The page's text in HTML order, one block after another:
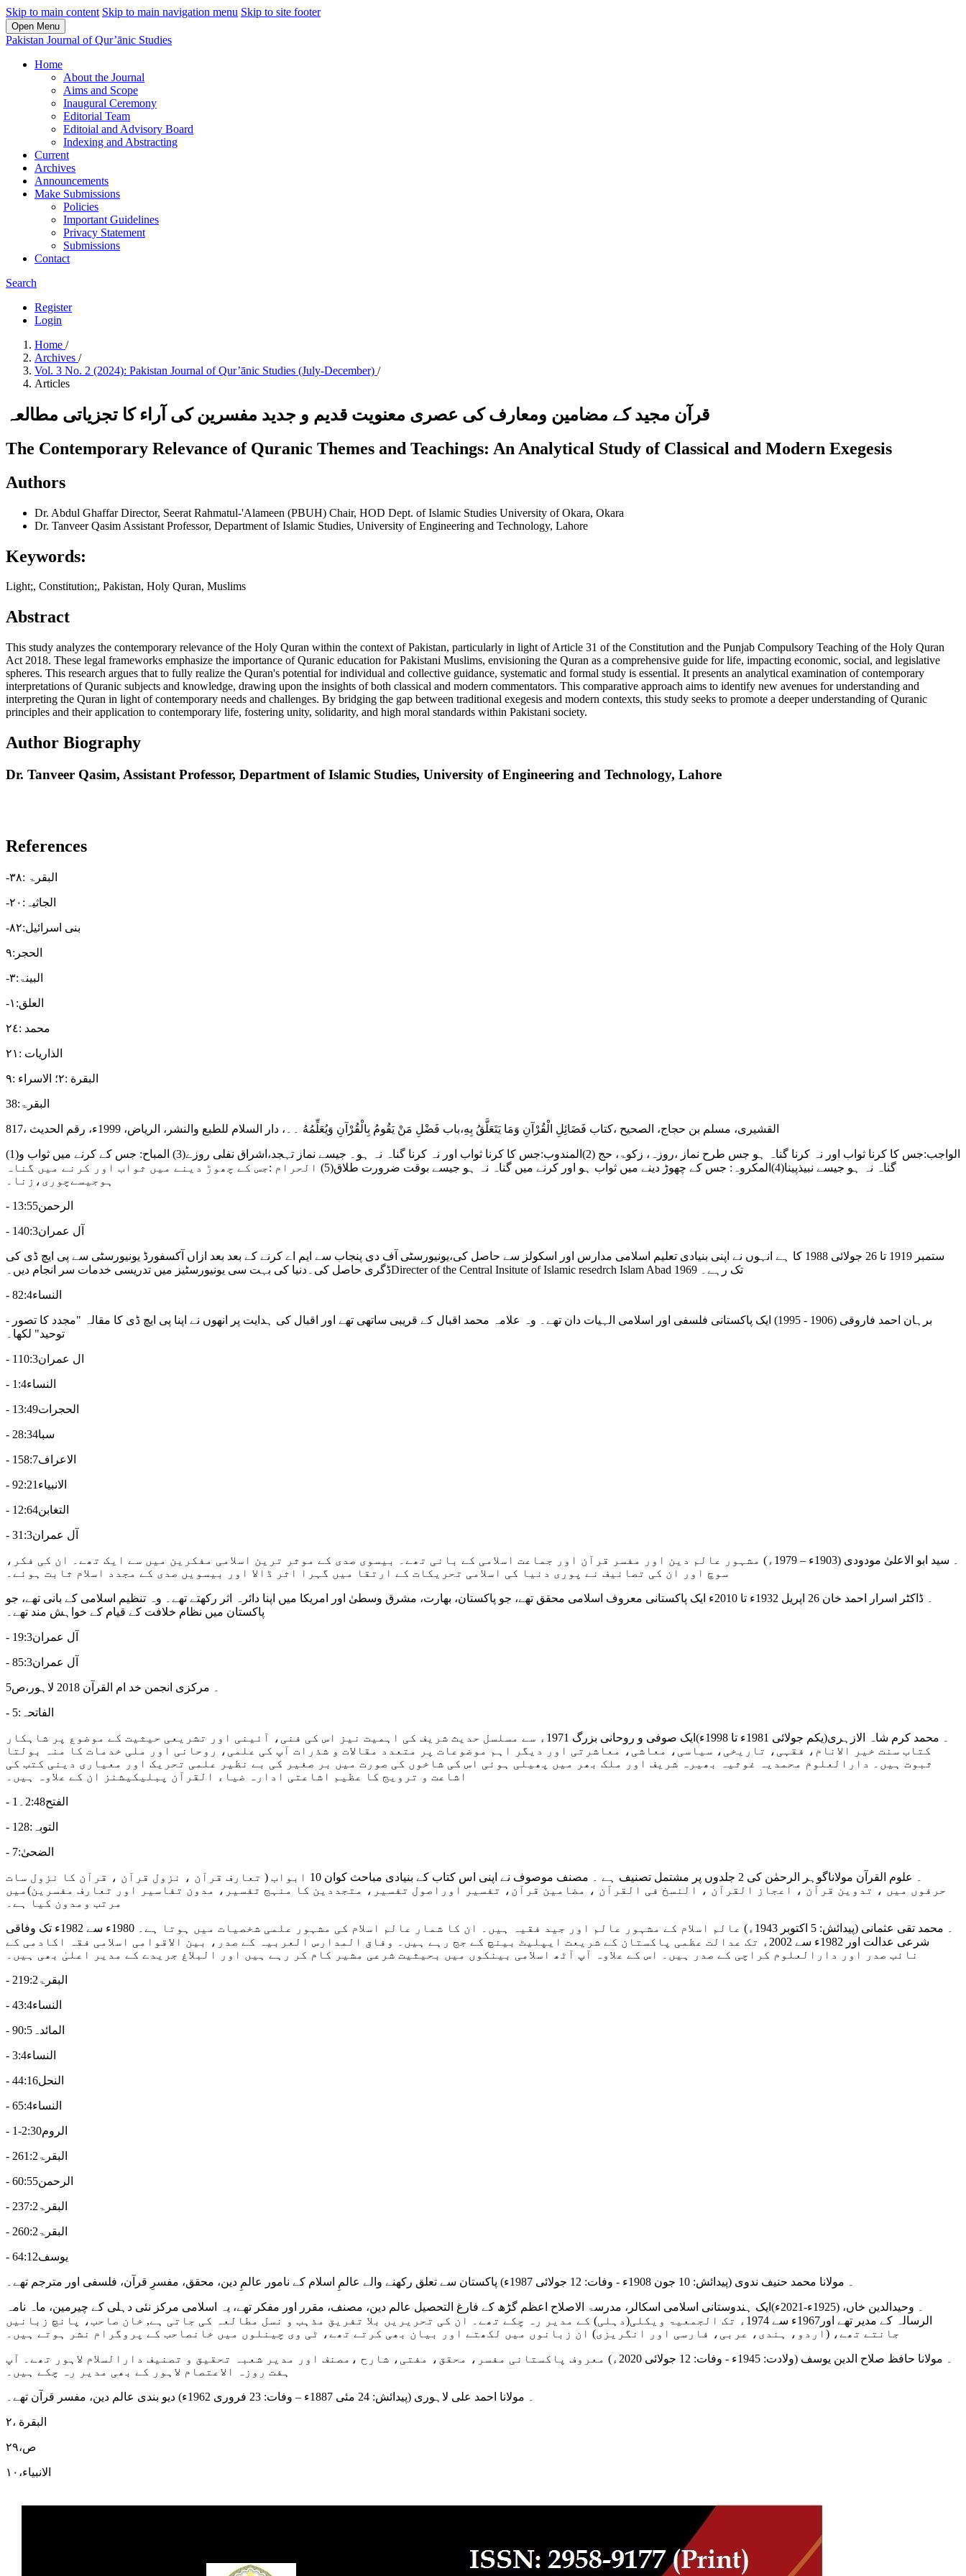
Skip to main content Skip to main navigation menu Skip to site footer
Open Menu
Pakistan Journal of Qur’ānic Studies
Home
About the Journal
Aims and Scope
Inaugural Ceremony
Editorial Team
Editoial and Advisory Board
Indexing and Abstracting
Current
Archives
Announcements
Make Submissions
Policies
Important Guidelines
Privacy Statement
Submissions
Contact
Search
Register
Login
Home /
Archives /
Vol. 3 No. 2 (2024): Pakistan Journal of Qur’ānic Studies (July-December) /
Articles
قرآن مجید کے مضامین ومعارف کی عصری معنویت قدیم و جدید مفسرین کی آراء کا تجزیاتی مطالعہ
The Contemporary Relevance of Quranic Themes and Teachings: An Analytical Study of Classical and Modern Exegesis
Authors
Dr. Abdul GhaffarDirector, Seerat Rahmatul-'Alameen (PBUH) Chair, HOD Dept. of Islamic Studies University of Okara, Okara
Dr. Tanveer Qasim Assistant Professor, Department of Islamic Studies, University of Engineering and Technology, Lahore
Keywords:
Light;, Constitution;, Pakistan, Holy Quran, Muslims
Abstract
This study analyzes the contemporary relevance of the Holy Quran within the context of Pakistan, particularly in light of Article 31 of the Constitution and the Punjab Compulsory Teaching of the Holy Quran
Act 2018. These legal frameworks emphasize the importance of Quranic education for Pakistani Muslims, envisioning the Quran as a comprehensive guide for life, impacting economic, social, and legislative
spheres. This research argues that to fully realize the Quran's potential for individual and collective guidance, systematic and formal study is essential. It presents an analytical examination of contemporary
interpretations of Quranic subjects and knowledge, drawing upon the insights of both classical and modern commentators. This comparative approach aims to identify new avenues for understanding and
interpreting the Quran in light of contemporary needs and challenges. By bridging the gap between traditional exegesis and modern contexts, this study seeks to promote a deeper understanding of Quranic
principles and their application to contemporary life, fostering unity, solidarity, and high moral standards within Pakistani society.
Author Biography
Dr. Tanveer Qasim, Assistant Professor, Department of Islamic Studies, University of Engineering and Technology, Lahore
References
-البقرۃ :۳۸
-الجاثیہ:۲۰
-بنی اسرائیل:۸۲
الحجر:٩
-البینۃ:۳
-العلق:۱
محمد :٢٤
الذاریات :٢١
البقرة :٢؛ الاسراء :٩
البقرۃ:38
القشیری، مسلم بن حجاج، الصحیح ،کتاب فَضَائِلِ الْقُرْآنِ وَمَا يَتَعَلَّقُ بِهِ،باب فَضْلِ مَنْ يَقُومُ بِالْقُرْآنِ وَيُعَلِّمُهُ ۔۔، دار السلام للطبع والنشر، الریاض، 1999ء، رقم الحدیث ،817
(1)الواجب:جس کا کرنا ثواب اور نہ کرنا گناہ ہو جس طرح نماز ،روزہ، زکوۃ، حج (2)المندوب:جس کا کرنا ثواب اور نہ کرنا گناہ نہ ہو۔ جیسے نماز تہجد،اشراق نفلی روزے(3) المباح: جس کے کرنے میں ثواب و
گناہ نہ ہو جیسے نبیذپینا(4)المکروہ: جس کے چھوڑ دینے میں ثواب ہو اور کرنے میں گناہ نہ ہو جیسے بوقت ضرورت طلاق(5) الحرام :جس کے چھوڑ دینے میں ثواب اور کرنے میں گناہ
ہوجیسےچوری،زنا۔
- الرحمن13:55
- آل عمران140:3
ستمبر 1919 تا 26 جولائی 1988 کا ہے انہوں نے اپنی بنیادی تعلیم اسلامی مدارس اور اسکولز سے حاصل کی،یونیورسٹی آف دی پنجاب سے ایم اے کرنے کے بعد بعد ازاں آکسفورڈ یونیورسٹی سے پی ایچ ڈی کی
ڈگری حاصل کی۔دنیا کی بہت سی یونیورسٹیز میں تدریسی خدمات سر انجام دیں۔Directer of the Central Insitute of Islamic resedrch Islam Abad 1969 تک رہے۔
- النساء82:4
- برہان احمد فاروقی (1906 - 1995) ایک پاکستانی فلسفی اور اسلامی الہیات دان تھے۔ وہ علامہ محمد اقبال کے قریبی ساتھی تھے اور اقبال کی ہدایت پر انھوں نے اپنا پی ایچ ڈی کا مقالہ "مجدد کا تصور
توحید" لکھا۔
- ال عمران110:3
- النساء1:4
- الحجرات13:49
- سبا28:34
- الاعراف158:7
- الانبیاء92:21
- التغابن12:64
- آل عمران31:3
۔ سید ابو الاعلیٰ مودودی (1903ء – 1979ء) مشہور عالم دین اور مفسر قرآن اور جماعت اسلامی کے بانی تھے۔ بیسوی صدی کے موثر ترین اسلامی مفکرین میں سے ایک تھے۔ ان کی فکر،
سوچ اور ان کی تصانیف نے پوری دنیا کی اسلامی تحریکات کے ارتقا میں گہرا اثر ڈالا اور بیسویں صدی کے مجدد اسلام ثابت ہوئے۔
۔ ڈاکٹر اسرار احمد خان 26 اپریل 1932ء تا 2010ء ایک پاکستانی معروف اسلامی محقق تھے، جو پاکستان، بھارت، مشرق وسطیٰ اور امریکا میں اپنا دائرہ اثر رکھتے تھے۔ وہ تنظیم اسلامی کے بانی تھے، جو
پاکستان میں نظام خلافت کے قیام کے خواہش مند تھے۔
- آل عمران19:3
- آل عمران85:3
۔ مرکزی انجمن خد ام القرآن 2018 لاہور،ص5
- الفاتحہ:5
۔ محمد کرم شاہ الازہری(یکم جولائی 1981ء تا 1998ء)ایک صوفی و روحانی بزرگ 1971ء سے مسلسل حدیث شریف کی اہمیت نیز اس کی فنی، آئینی اور تشریعی حیثیت کے موضوع پر شاہکار
کتاب سنت خیر الانام، فقہی، تاریخی، سیاسی، معاشی، معاشرتی اور دیگر اہم موضوعات پر متعدد مقالات و شذرات آپ کی علمی، روحانی اور ملی خدمات کا منہ بولتا
ثبوت ہیں۔ دارالعلوم محمدیہ غوثیہ بھیرہ شریف اور ملک بھر میں پھیلی ہوئی اس کی شاخوں کی صورت میں بر صغیر کی بے نظیر علمی تحریک اور معیاری دینی کتب کی
اشاعت و ترویج کا عظیم اشاعتی ادارہ ضیاء القرآن پبلیکیشنز ان کے علاوہ ہیں۔
- الفتح2:48۔1
- التوبہ:128
- الضحیٰ:7
۔ علوم القرآن مولاناگوہر الرحمٰن کی 2 جلدوں پر مشتمل تصنیف ہے ۔ مصنف موصوف نے اپنی اس کتاب کے بنیادی مباحث کوان 10 ابواب ( تعارف قرآن ، نزول قرآن ، قرآن کا نزول سات
حرفوں میں ، تدوین قرآن ، اعجاز القرآن ، النسخ فی القرآن ، مضامین قرآن، تفسیر اوراصول تفسیر، متجددین کا منہج تفسیر، مدون تفاسیر اور تعارف مفسرین)میں
مرتب ومدون کیا ہے۔
۔ محمد تقی عثمانی (پیدائش: 5 اکتوبر 1943ء) عالم اسلام کے مشہور عالم اور جید فقیہ ہیں۔ ان کا شمار عالم اسلام کی مشہور علمی شخصیات میں ہوتا ہے۔ 1980ء سے 1982ء تک وفاقی
شرعی عدالت اور 1982ء سے 2002ء تک عدالت عظمی پاکستان کے شریعت ایپلیٹ بینچ کے جج رہے ہیں۔ وفاق المدارس العربیہ کے صدر، بین الاقوامی اسلامی فقہ اکادمی کے
نائب صدر اور دارالعلوم کراچی کے صدر ہیں۔ اس کے علاوہ آپ آٹھ اسلامی بینکوں میں بحیثیت شرعی مشیر کام کر رہے ہیں اور البلاغ جریدے کے مدیر اعلیٰ بھی ہیں۔
- البقرۃ219:2
- النساء43:4
- المائدہ90:5
- النساء3:4
- النحل44:16
- النساء65:4
- الروم2:30-1
- البقرۃ261:2
- الرحمن60:55
- البقرۃ237:2
- البقرۃ260:2
- یوسف64:12
۔ مولانا محمد حنیف ندوی (پیدائش: 10 جون 1908ء - وفات: 12 جولائی 1987ء) پاکستان سے تعلق رکھنے والے عالمِ اسلام کے نامور عالمِ دین، محقق، مفسرِ قرآن، فلسفی اور مترجم تھے۔
۔ وحیدالدین خاں، (1925ء-2021ء)ایک ہندوستانی اسلامی اسکالر، مدرسۃ الاصلاح اعظم گڑھ کے فارغ التحصیل عالم دین، مصنف، مقرر اور مفکر تھے، یہ اسلامی مرکز نئی دہلی کے چیرمین، ماہ نامہ
الرسالہ کے مدیر تھے اور1967ء سے 1974ء تک الجمعیۃ ویکلی(دہلی) کے مدیر رہ چکے تھے۔ ان کی تحریریں بلا تفریق مذہب و نسل مطالعہ کی جاتی ہے, خان صاحب، پانچ زبانیں
جانتے تھے، (اردو، ہندی، عربی، فارسی اور انگریزی) ان زبانوں میں لکھتے اور بیان بھی کرتے تھے، ٹی وی چینلوں میں خانصاحب کے پروگرام نشر ہوتے ہیں۔
۔ مولانا حافظ صلاح الدین یوسف (ولادت: 1945ء - وفات: 12 جولائی 2020ء) معروف پاکستانی مفسر، محقق، مفتی، شارح ،مصنف اور مدير شعبہ تحقيق و تصنيف دارالسلام لاہور تھے۔ آپ
ہفت روزہ الاعتصام لاہور کے بھی مدير رہ چکے ہیں۔
۔ مولانا احمد علی لاہوری (پیدائش: 24 مئی 1887ء – وفات: 23 فروری 1962ء) دیو بندی عالم دین، مفسر قرآن تھے۔
البقرة ،٢
ص،٢٩
الانبیاء،١٠